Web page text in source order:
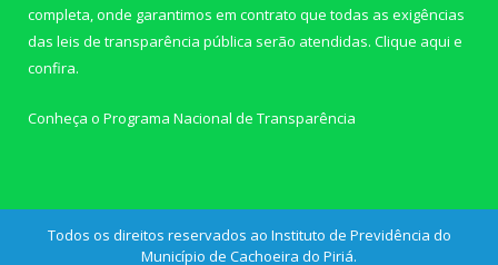
completa, onde garantimos em contrato que todas as exigências
das leis de transparência pública serão atendidas. Clique aqui e
confira.
Conheça o Programa Nacional de Transparência
Todos os direitos reservados ao Instituto de Previdência do
Município de Cachoeira do Piriá.